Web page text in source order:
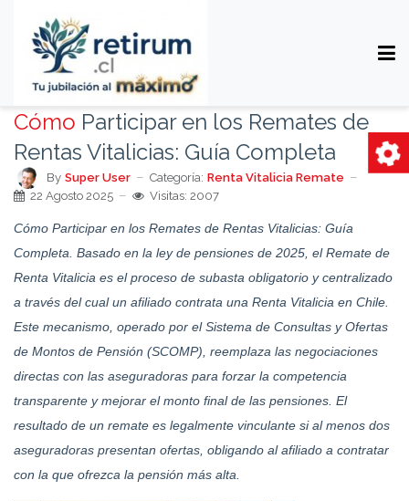
Cómo Participar en los Remates de
Rentas Vitalicias: Guía Completa
By Super User Categoría: Renta Vitalicia Remate
22 Agosto 2025
Visitas: 2007
Cómo Participar en los Remates de Rentas Vitalicias: Guía
Completa. Basado en la ley de pensiones de 2025, el Remate de
Renta Vitalicia es el proceso de subasta obligatorio y centralizado
a través del cual un afiliado contrata una Renta Vitalicia en Chile.
Este mecanismo, operado por el Sistema de Consultas y Ofertas
de Montos de Pensión (SCOMP), reemplaza las negociaciones
directas con las aseguradoras para forzar la competencia
transparente y mejorar el monto final de las pensiones. El
resultado de un remate es legalmente vinculante si al menos dos
aseguradoras presentan ofertas, obligando al afiliado a contratar
con la que ofrezca la pensión más alta.